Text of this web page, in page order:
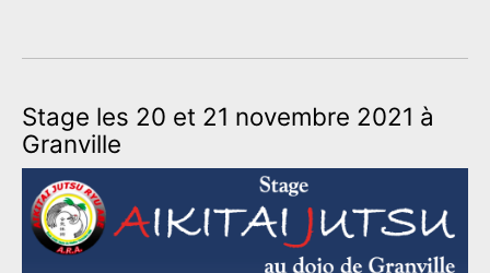
Stage les 20 et 21 novembre 2021 à
Granville